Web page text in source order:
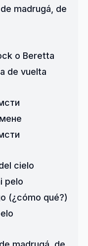
madrugá, de
o Beretta
de vuelta
cielo
pelo
(¿cómo qué?)